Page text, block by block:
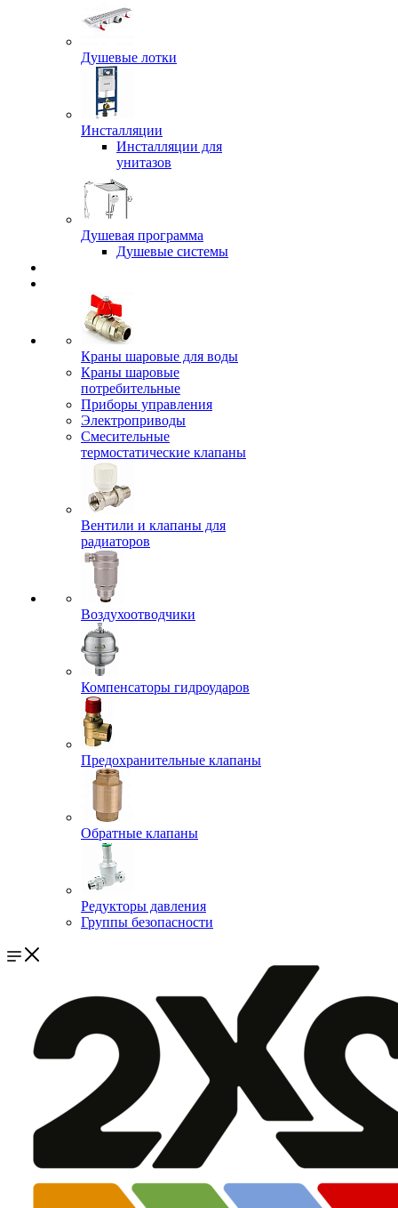
Душевые лотки
Инсталляции
Инсталляции для
унитазов
Душевая программа
Душевые системы
Краны шаровые для воды
Краны шаровые
потребительные
Приборы управления
Электроприводы
Смесительные
термостатические клапаны
Вентили и клапаны для
радиаторов
Воздухоотводчики
Компенсаторы гидроударов
Предохранительные клапаны
Обратные клапаны
Редукторы давления
Группы безопасности